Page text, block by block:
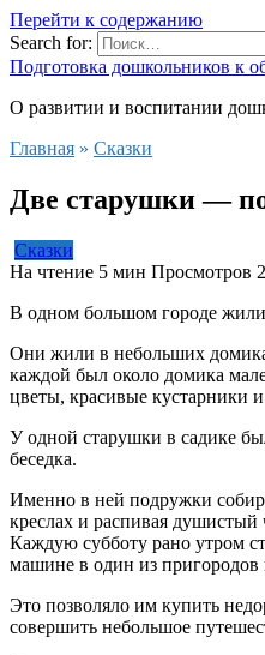
Перейти к содержанию
Search for:
Подготовка дошкольников к
О развитии и воспитании
Главная » Сказки
Две старушки —
Сказки
На чтение 5 мин Просмотров
В одном большом городе
Они жили в небольших
каждой был около домика
цветы, красивые кустарники
У одной старушки в садике
беседка.
Именно в ней подружки
креслах и распивая душистый
Каждую субботу рано утром
машине в один из пригородов
Это позволяло им купить
совершить небольшое